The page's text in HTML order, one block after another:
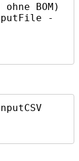
BOM)
-